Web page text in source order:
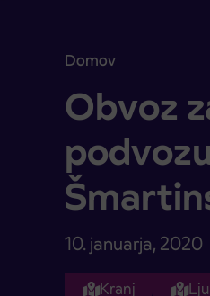
Domov
Obvoz zaradi
Obvoz
10. januarja, 2020
Kranj